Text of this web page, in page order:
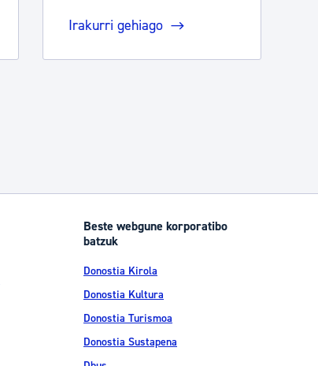
Irakurri gehiago
Beste webgune korporatibo
batzuk
Donostia Kirola
Donostia Kultura
Donostia Turismoa
Donostia Sustapena